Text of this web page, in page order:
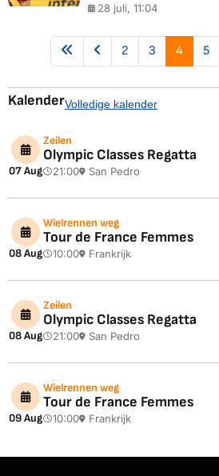
28 juli, 11:04
2 3 4 5
KalenderVolledige kalender
07 Aug
Zeilen
Olympic Classes Regatta
21:00 San Pedro
08 Aug
Wielrennen weg
Tour de France Femmes
10:00 Frankrijk
08 Aug
Zeilen
Olympic Classes Regatta
21:00 San Pedro
09 Aug
Wielrennen weg
Tour de France Femmes
10:00 Frankrijk